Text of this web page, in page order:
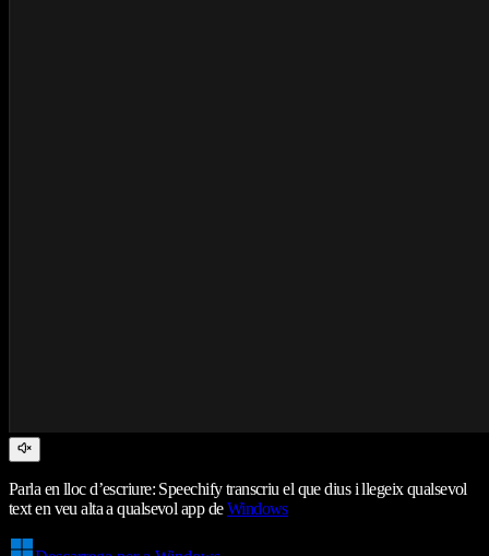
Parla en lloc d’escriure: Speechify transcriu el que dius i llegeix qualsevol
text en veu alta a qualsevol app deWindows